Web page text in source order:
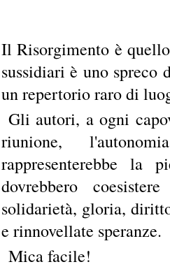
Il Risorgimento è
sussidiari è uno
un repertorio raro di
Gli autori, a ogni
riunione,
rappresenterebbe la
dovrebbero
solidarietà, gloria,
e rinnovellate speranze.
Mica facile!